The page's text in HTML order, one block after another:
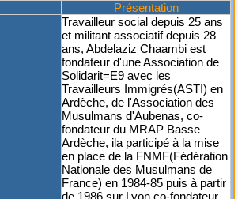
Présentation
Travailleur social depuis 25 ans
et militant associatif depuis 28
ans, Abdelaziz Chaambi est
fondateur d'une Association de
Solidarit=E9 avec les
Travailleurs Immigrés(ASTI) en
Ardèche, de l'Association des
Musulmans d'Aubenas, co-
fondateur du MRAP Basse
Ardèche, ila participé à la mise
en place de la FNMF(Fédération
Nationale des Musulmans de
France) en 1984-85 puis à partir
de 1986 sur Lyon co-fondateur